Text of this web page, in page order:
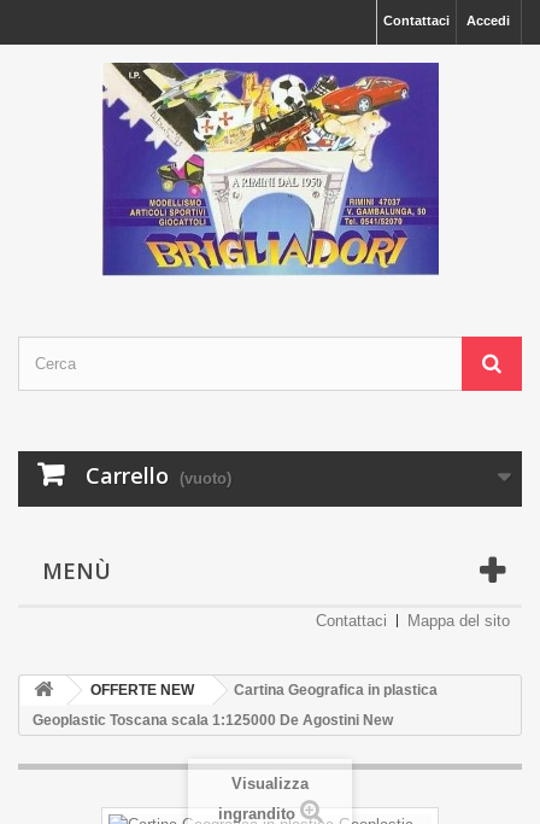
Accedi
Contattaci
Carrello (vuoto)
MENÙ
Contattaci Mappa del sito
OFFERTE NEW
Cartina Geografica in plastica
Geoplastic Toscana scala 1:125000 De Agostini New
Visualizza
ingrandito